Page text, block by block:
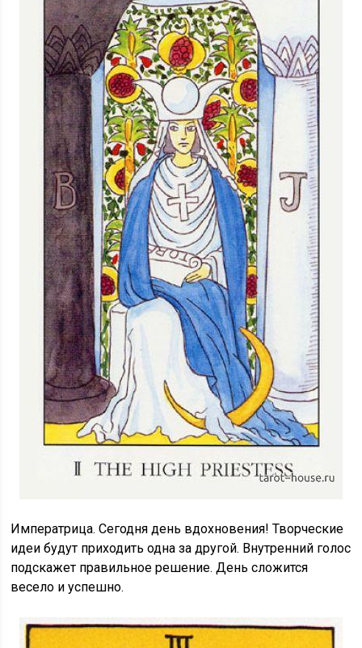
Императрица. Сегодня день вдохновения! Творческие
идеи будут приходить одна за другой. Внутренний голос
подскажет правильное решение. День сложится
весело и успешно.